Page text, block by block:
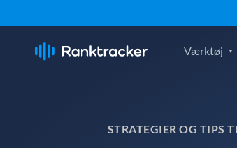
Værktøj
STRATEGIER OG TIPS